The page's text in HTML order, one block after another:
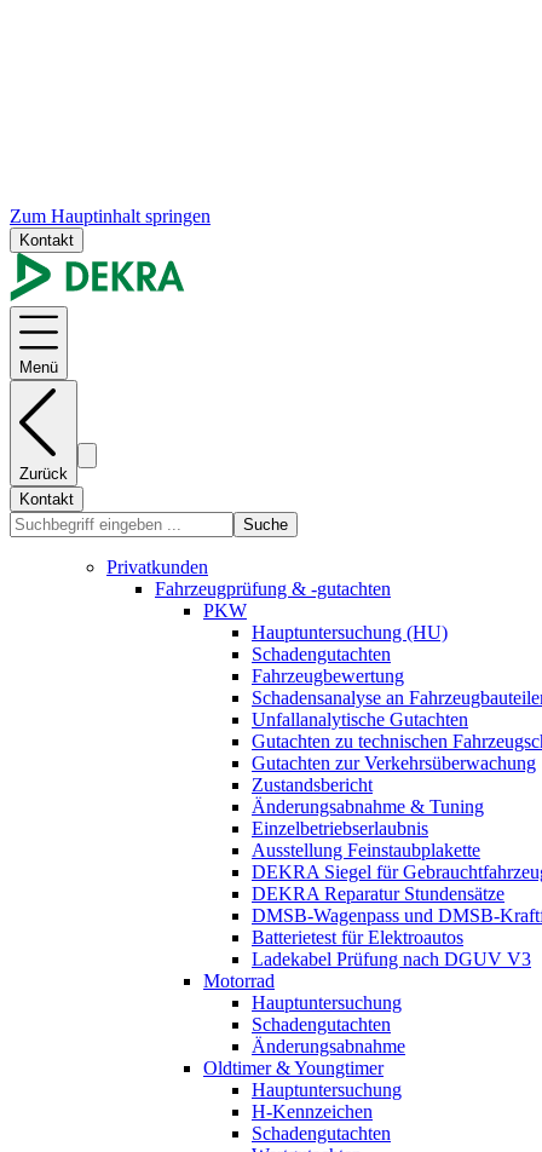
Zum Hauptinhalt springen
Kontakt
Menü
Zurück
Kontakt
Suche
Privatkunden
Fahrzeugprüfung & -gutachten
PKW
Hauptuntersuchung (HU)
Schadengutachten
Fahrzeugbewertung
Schadensanalyse an
Unfallanalytische Gutachten
Gutachten zu technischen
Gutachten zur Verkehrsüberwachung
Zustandsbericht
Änderungsabnahme & Tuning
Einzelbetriebserlaubnis
Ausstellung Feinstaubplakette
DEKRA Siegel für
DEKRA Reparatur Stundensätze
DMSB-Wagenpass und DMSB-
Batterietest für Elektroautos
Ladekabel Prüfung nach DGUV V3
Motorrad
Hauptuntersuchung
Schadengutachten
Änderungsabnahme
Oldtimer & Youngtimer
Hauptuntersuchung
H-Kennzeichen
Schadengutachten